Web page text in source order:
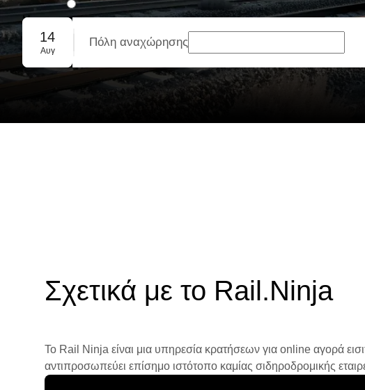
Με επιστροφή
Ομαδική κράτηση
14
Αυγ
Πόλη αναχώρησης
Σχετικά με το Rail.Ninja
Το Rail Ninja είναι μια υπηρεσία κρατήσεων για online αγορά
αντιπροσωπεύει επίσημο ιστότοπο καμίας σιδηροδρομικής